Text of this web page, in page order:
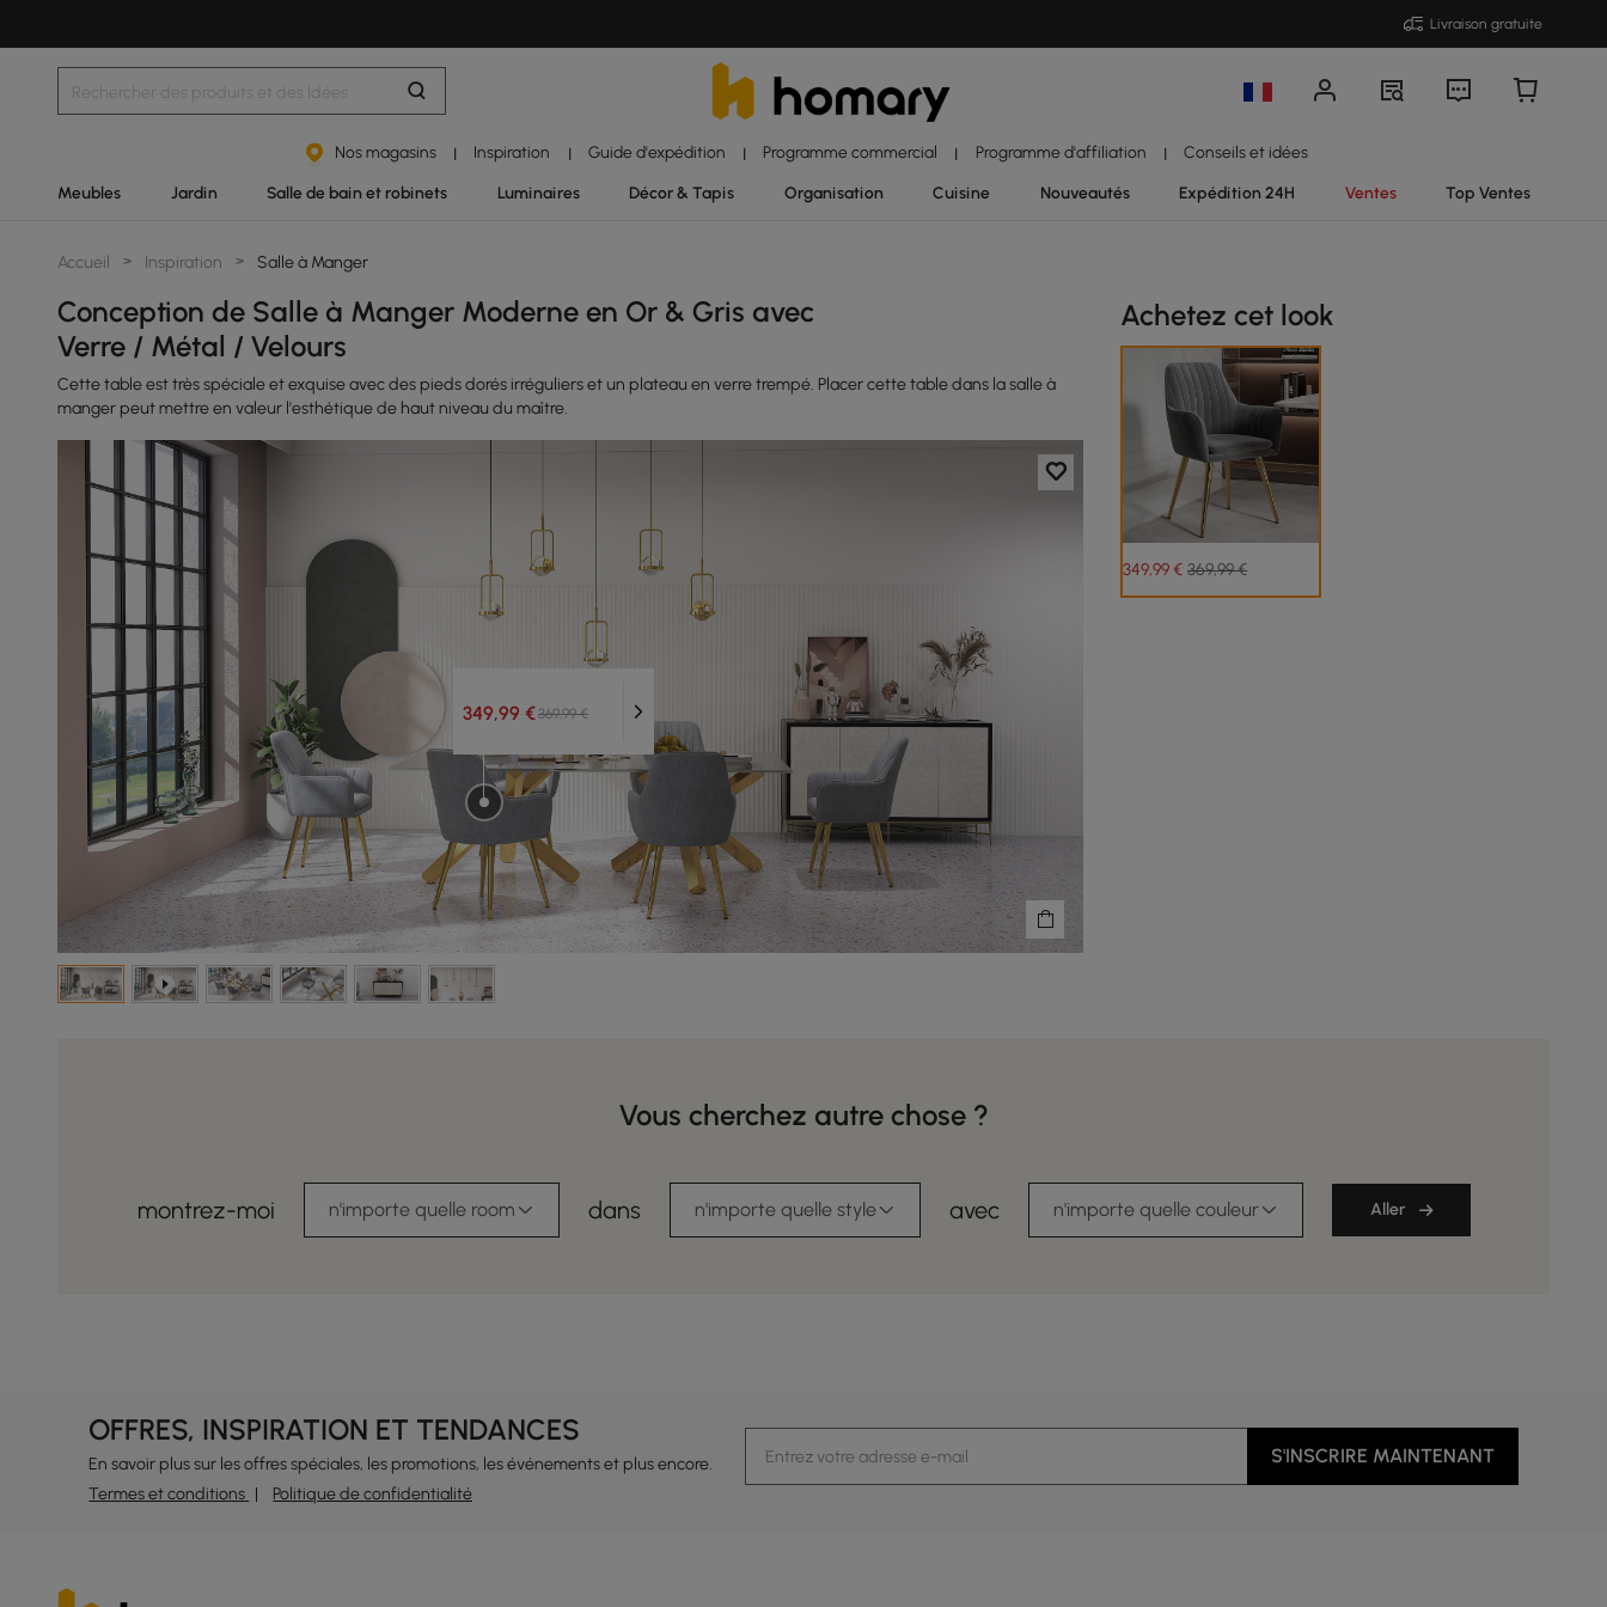
Livraison gratuite
Nos magasins | Inspiration | Guide d'expédition | Programme commercial | Programme d'affiliation | Conseils et idées
Meubles Jardin Salle de bain et robinets Luminaires Décor & Tapis Organisation Cuisine Nouveautés Expédition 24H Ventes Top Ventes
Accueil > Inspiration > Salle à Manger
Conception de Salle à Manger Moderne en Or & Gris avec
Verre / Métal / Velours
Cette table est très spéciale et exquise avec des pieds dorés irréguliers et un plateau en verre trempé. Placer cette table dans la salle à
manger peut mettre en valeur l'esthétique de haut niveau du maître.
349,99 €369,99 €
Achetez cet look
349,99€ 369,99 €
Vous cherchez autre chose ?
montrez-moi n'importe quelle room dans n'importe quelle style avec n'importe quelle couleur Aller
OFFRES, INSPIRATION ET TENDANCES
En savoir plus sur les offres spéciales, les promotions, les événements et plus encore.
Termes et conditions
Politique de confidentialité
S'INSCRIRE MAINTENANT